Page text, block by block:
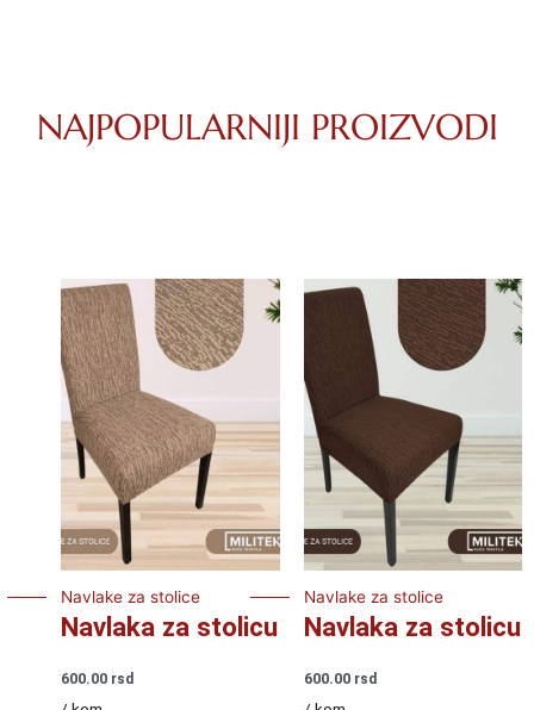
NAJPOPULARNIJI PROIZVODI
Navlake za stolice
Navlaka za stolicu
600.00 rsd
Navlake za stolice
Navlaka za stolicu
600.00rsd